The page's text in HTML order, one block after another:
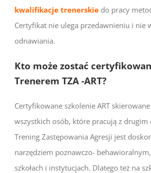
kwalifikacje trenerskie do pracy
Certyfikat nie ulega przedawnieniu i nie
odnawiania.
Kto może zostać
Trenerem TZA -ART?
Certyfikowane szkolenie ART
wszystkich osób, które pracują z drugim
Trening Zastępowania Agresji jest
narzędziem poznawczo-
szkołach i instytucjach. Dlatego też na